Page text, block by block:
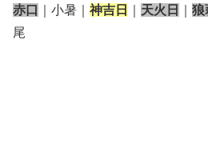
赤口
｜小暑｜ 神吉日 天火日 狼
尾